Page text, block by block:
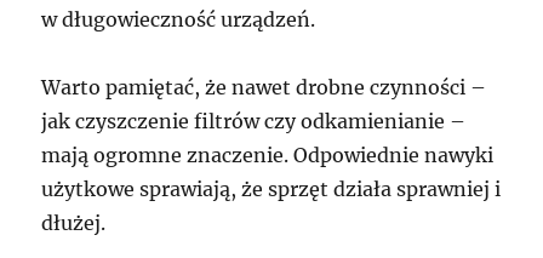
w długowieczność urządzeń.
Warto pamiętać, że nawet drobne czynności –
jak czyszczenie filtrów czy odkamienianie –
mają ogromne znaczenie. Odpowiednie nawyki
użytkowe sprawiają, że sprzęt działa sprawniej i
dłużej.